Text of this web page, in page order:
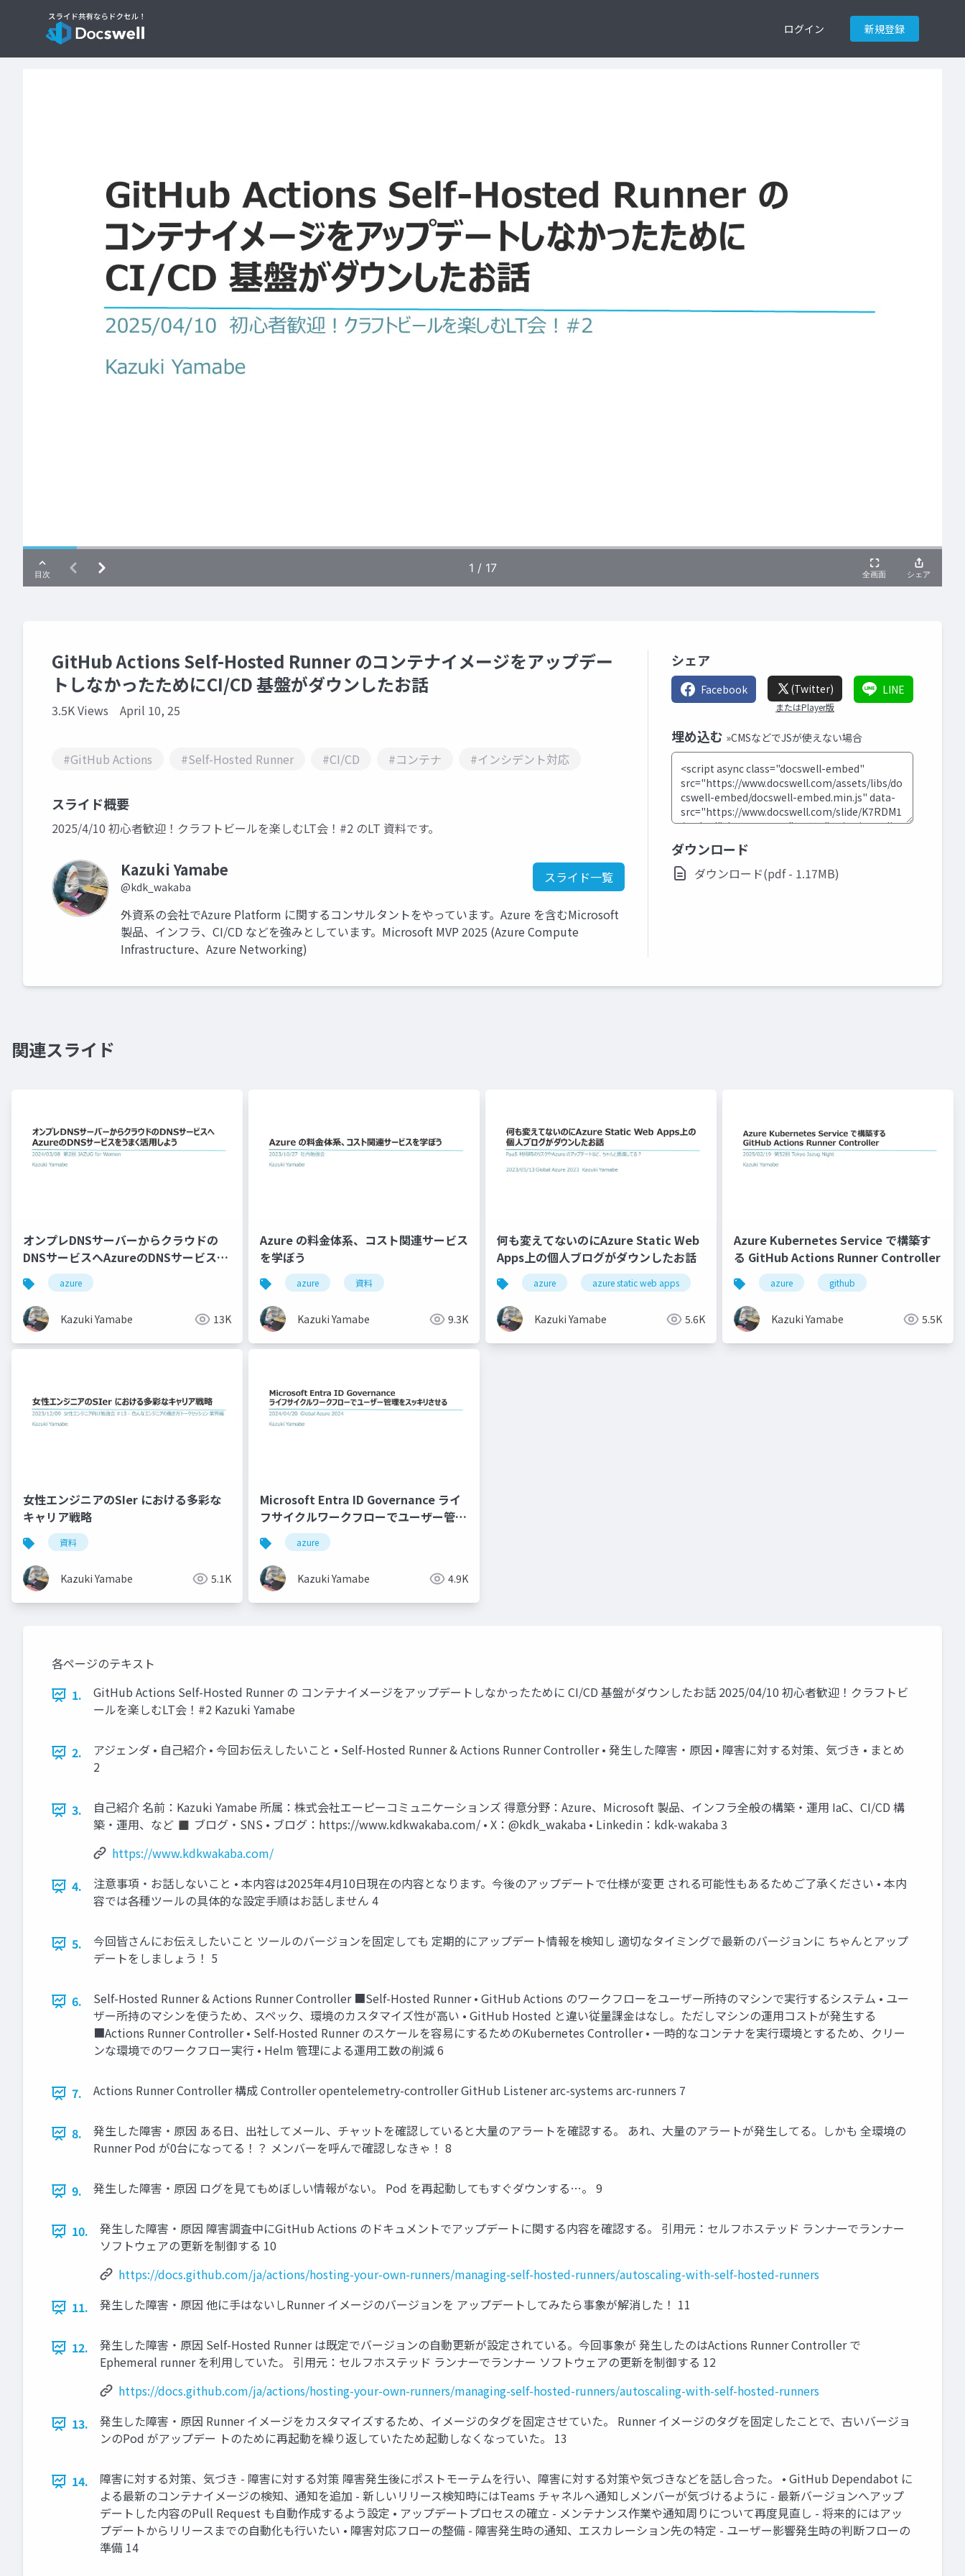
ログイン 新規登録
GitHub Actions Self-Hosted Runner のコンテナイメージをアップデー
トしなかったためにCI/CD 基盤がダウンしたお話
3.5K Views April 10, 25
#GitHub Actions #Self-Hosted Runner #CI/CD #コンテナ #インシデント対応
スライド概要
2025/4/10 初心者歓迎！クラフトビールを楽しむLT会！#2 のLT 資料です。
Kazuki Yamabe
@kdk_wakaba
スライド一覧
外資系の会社でAzure Platform に関するコンサルタントをやっています。Azure を含むMicrosoft
製品、インフラ、CI/CD などを強みとしています。Microsoft MVP 2025 (Azure Compute
Infrastructure、Azure Networking)
シェア
Facebook (Twitter)
またはPlayer版
LINE
埋め込む »CMSなどでJSが使えない場合
ダウンロード
ダウンロード(pdf - 1.17MB)
関連スライド
オンプレDNSサーバーからクラウドの
DNSサービスへAzureのDNSサービスを
うまく活用しよう
azure
Kazuki Yamabe 13K
Azure の料金体系、コスト関連サービス
を学ぼう
azure 資料
Kazuki Yamabe 9.3K
何も変えてないのにAzure Static Web
Apps上の個人ブログがダウンしたお話
azure azure static web apps
Kazuki Yamabe 5.6K
Azure Kubernetes Service で構築す
る GitHub Actions Runner Controller
azure github
Kazuki Yamabe 5.5K
女性エンジニアのSIer における多彩な
キャリア戦略
資料
Kazuki Yamabe 5.1K
Microsoft Entra ID Governance ライ
フサイクルワークフローでユーザー管理
をスッキリさせる
azure
Kazuki Yamabe 4.9K
各ページのテキスト
1.
GitHub Actions Self-Hosted Runner の コンテナイメージをアップデートしなかったために CI/CD 基盤がダウンしたお話 2025/04/10 初心者歓迎！クラフトビ
ールを楽しむLT会！#2 Kazuki Yamabe
2.
アジェンダ • 自己紹介 • 今回お伝えしたいこと • Self-Hosted Runner & Actions Runner Controller • 発生した障害・原因 • 障害に対する対策、気づき • まとめ
2
3.
自己紹介 名前：Kazuki Yamabe 所属：株式会社エーピーコミュニケーションズ 得意分野：Azure、Microsoft 製品、インフラ全般の構築・運用 IaC、CI/CD 構
築・運用、など ◼ ブログ・SNS • ブログ：https://www.kdkwakaba.com/ • X：@kdk_wakaba • Linkedin：kdk-wakaba 3
https://www.kdkwakaba.com/
4.
注意事項・お話しないこと • 本内容は2025年4月10日現在の内容となります。今後のアップデートで仕様が変更 される可能性もあるためご了承ください • 本内
容では各種ツールの具体的な設定手順はお話しません 4
5.
今回皆さんにお伝えしたいこと ツールのバージョンを固定しても 定期的にアップデート情報を検知し 適切なタイミングで最新のバージョンに ちゃんとアップ
デートをしましょう！ 5
6.
Self-Hosted Runner & Actions Runner Controller ■Self-Hosted Runner • GitHub Actions のワークフローをユーザー所持のマシンで実行するシステム • ユー
ザー所持のマシンを使うため、スペック、環境のカスタマイズ性が高い • GitHub Hosted と違い従量課金はなし。ただしマシンの運用コストが発生する
■Actions Runner Controller • Self-Hosted Runner のスケールを容易にするためのKubernetes Controller • 一時的なコンテナを実行環境とするため、クリー
ンな環境でのワークフロー実行 • Helm 管理による運用工数の削減 6
7. Actions Runner Controller 構成 Controller opentelemetry-controller GitHub Listener arc-systems arc-runners 7
8.
発生した障害・原因 ある日、出社してメール、チャットを確認していると大量のアラートを確認する。 あれ、大量のアラートが発生してる。しかも 全環境の
Runner Pod が0台になってる！？ メンバーを呼んで確認しなきゃ！ 8
9. 発生した障害・原因 ログを見てもめぼしい情報がない。 Pod を再起動してもすぐダウンする…。 9
10.
発生した障害・原因 障害調査中にGitHub Actions のドキュメントでアップデートに関する内容を確認する。 引用元：セルフホステッド ランナーでランナー
ソフトウェアの更新を制御する 10
https://docs.github.com/ja/actions/hosting-your-own-runners/managing-self-hosted-runners/autoscaling-with-self-hosted-runners
11.
発生した障害・原因 他に手はないしRunner イメージのバージョンを アップデートしてみたら事象が解消した！ 11
12.
発生した障害・原因 Self-Hosted Runner は既定でバージョンの自動更新が設定されている。今回事象が 発生したのはActions Runner Controller で
Ephemeral runner を利用していた。 引用元：セルフホステッド ランナーでランナー ソフトウェアの更新を制御する 12
https://docs.github.com/ja/actions/hosting-your-own-runners/managing-self-hosted-runners/autoscaling-with-self-hosted-runners
13.
発生した障害・原因 Runner イメージをカスタマイズするため、イメージのタグを固定させていた。 Runner イメージのタグを固定したことで、古いバージョ
ンのPod がアップデー トのために再起動を繰り返していたため起動しなくなっていた。 13
14.
障害に対する対策、気づき - 障害に対する対策 障害発生後にポストモーテムを行い、障害に対する対策や気づきなどを話し合った。 • GitHub Dependabot に
よる最新のコンテナイメージの検知、通知を追加 - 新しいリリース検知時にはTeams チャネルへ通知しメンバーが気づけるように - 最新バージョンへアップ
デートした内容のPull Request も自動作成するよう設定 • アップデートプロセスの確立 - メンテナンス作業や通知周りについて再度見直し - 将来的にはアッ
プデートからリリースまでの自動化も行いたい • 障害対応フローの整備 - 障害発生時の通知、エスカレーション先の特定 - ユーザー影響発生時の判断フローの
準備 14